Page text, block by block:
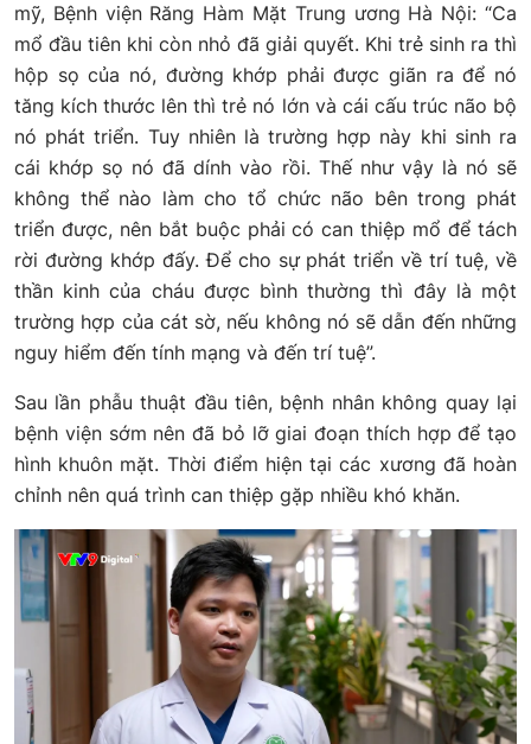
mỹ, Bệnh viện Răng Hàm Mặt Trung ương Hà Nội: “Ca
mổ đầu tiên khi còn nhỏ đã giải quyết. Khi trẻ sinh ra thì
hộp sọ của nó, đường khớp phải được giãn ra để nó
tăng kích thước lên thì trẻ nó lớn và cái cấu trúc não bộ
nó phát triển. Tuy nhiên là trường hợp này khi sinh ra
cái khớp sọ nó đã dính vào rồi. Thế như vậy là nó sẽ
không thể nào làm cho tổ chức não bên trong phát
triển được, nên bắt buộc phải có can thiệp mổ để tách
rời đường khớp đấy. Để cho sự phát triển về trí tuệ, về
thần kinh của cháu được bình thường thì đây là một
trường hợp của cát sờ, nếu không nó sẽ dẫn đến những
nguy hiểm đến tính mạng và đến trí tuệ”.
Sau lần phẫu thuật đầu tiên, bệnh nhân không quay lại
bệnh viện sớm nên đã bỏ lỡ giai đoạn thích hợp để tạo
hình khuôn mặt. Thời điểm hiện tại các xương đã hoàn
chỉnh nên quá trình can thiệp gặp nhiều khó khăn.